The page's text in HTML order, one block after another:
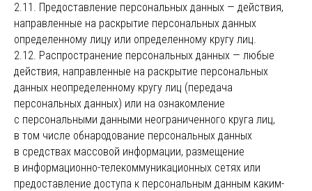
2.11. Предоставление персональных данных — действия,
направленные на раскрытие персональных данных
определенному лицу или определенному кругу лиц.
2.12. Распространение персональных данных — любые
действия, направленные на раскрытие персональных
данных неопределенному кругу лиц (передача
персональных данных) или на ознакомление
с персональными данными неограниченного круга лиц,
в том числе обнародование персональных данных
в средствах массовой информации, размещение
в информационно-телекоммуникационных сетях или
предоставление доступа к персональным данным каким-